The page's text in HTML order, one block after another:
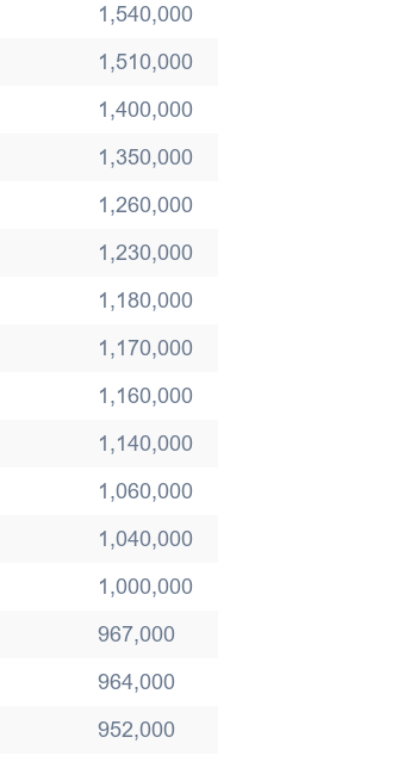
1,540,000
1,510,000
1,400,000
1,350,000
1,260,000
1,230,000
1,180,000
1,170,000
1,160,000
1,140,000
1,060,000
1,040,000
1,000,000
967,000
964,000
952,000